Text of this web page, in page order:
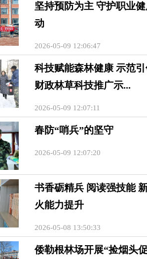
坚持预防为主 守护职业
动
2026-05-09 12:06:47
科技赋能森林健康 示范
财政林草科技推广示...
2026-05-09 12:07:11
春防“哨兵”的坚守
2026-05-09 12:07:20
书香砺精兵 阅读强技能
火能力提升
2026-05-08 13:50:33
倭勒根林场开展“捡烟头